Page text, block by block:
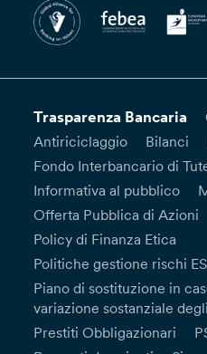
Trasparenza Bancaria
Antiriciclaggio
Bilanci
Fondo Interbancario di
Informativa al pubblico
Offerta Pubblica di Azioni
Policy di Finanza Etica
Politiche gestione rischi
Piano di sostituzione in
variazione sostanziale
Prestiti Obbligazionari